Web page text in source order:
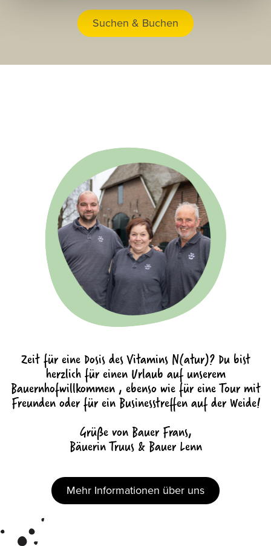
Suchen & Buchen
Zeit für eine Dosis des Vitamins N(atur)? Du bist
herzlich für einen Urlaub auf unserem
Bauernhofwillkommen , ebenso wie für eine Tour mit
Freunden oder für ein Businesstreffen auf der Weide!
Grüße von Bauer Frans,
Bäuerin Truus & Bauer Lenn
Mehr Informationen über uns